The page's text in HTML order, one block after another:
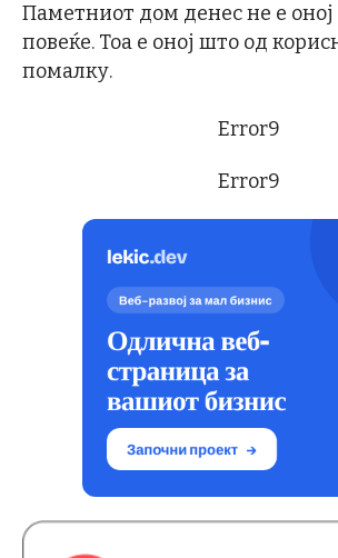
Паметниот дом денес не е
повеќе. Тоа е оној што од
помалку.
Error9
Error9